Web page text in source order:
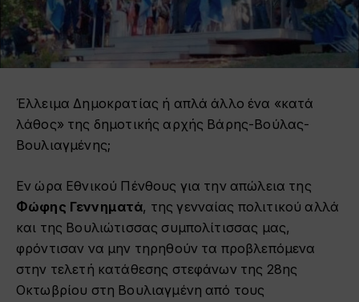
Έλλειμα Δημοκρατίας ή απλά άλλο ένα «κατά
λάθος» της δημοτικής αρχής Βάρης-Βούλας-
Βουλιαγμένης;
Εν ώρα Εθνικού Πένθους για την απώλεια της
Φώφης Γεννηματά, της γενναίας πολιτικού αλλά
και της Βουλιώτισσας συμπολίτισσας μας,
φρόντισαν να μην τηρηθούν τα προβλεπόμενα
στην τελετή κατάθεσης στεφάνων της 28ης
Οκτωβρίου στη Βουλιαγμένη από τους